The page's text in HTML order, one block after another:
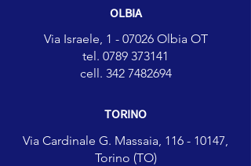
OLBIA
Via Israele, 1 - 07026 Olbia OT
tel. 0789 373141
cell. 342 7482694
TORINO
Via Cardinale G. Massaia, 116 - 10147,
Torino (TO)